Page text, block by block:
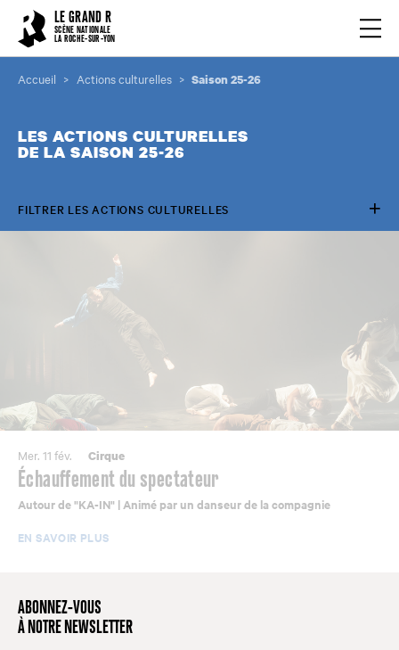
LE GRAND R
SCÈNE NATIONALE
LA ROCHE-SUR-YON
Accueil Actions culturelles Saison 25-26
LES ACTIONS CULTURELLES
DE LA SAISON 25-26
FILTRER LES ACTIONS CULTURELLES
Mer. 11 fév. Cirque
Échauffement du spectateur
Autour de "KA-IN" | Animé par un danseur de la compagnie
EN SAVOIR PLUS
ABONNEZ-VOUS
À NOTRE NEWSLETTER
Cookies management panel